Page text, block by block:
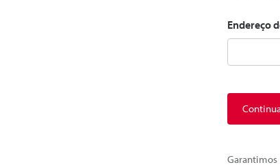
Endereço
Garantimos